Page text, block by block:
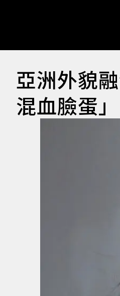
亞洲外貌
混血臉蛋」